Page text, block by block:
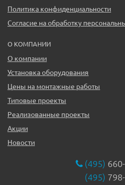
Политика конфиденциальности
Согласие на обработку
О КОМПАНИИ
О компании
Установка оборудования
Цены на монтажные работы
Типовые проекты
Реализованные проекты
Акции
Новости
(495)
(495)